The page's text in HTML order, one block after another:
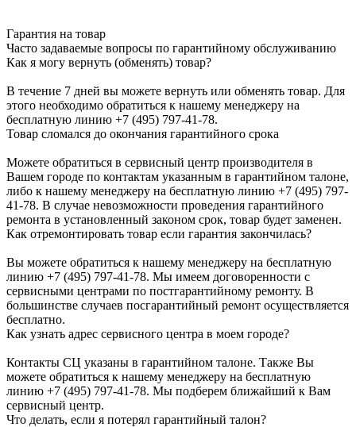
Гарантия на товар
Часто задаваемые вопросы по гарантийному обслуживанию
Как я могу вернуть (обменять) товар?
В течение 7 дней вы можете вернуть или обменять товар. Для
этого необходимо обратиться к нашему менеджеру на
бесплатную линию +7 (495) 797-41-78.
Товар сломался до окончания гарантийного срока
Можете обратиться в сервисный центр производителя в
Вашем городе по контактам указанным в гарантийном талоне,
либо к нашему менеджеру на бесплатную линию +7 (495) 797-
41-78. В случае невозможности проведения гарантийного
ремонта в установленный законом срок, товар будет заменен.
Как отремонтировать товар если гарантия закончилась?
Вы можете обратиться к нашему менеджеру на бесплатную
линию +7 (495) 797-41-78. Мы имеем договоренности с
сервисными центрами по постгарантийному ремонту. В
большинстве случаев посгарантийный ремонт осуществляется
бесплатно.
Как узнать адрес сервисного центра в моем городе?
Контакты СЦ указаны в гарантийном талоне. Также Вы
можете обратиться к нашему менеджеру на бесплатную
линию +7 (495) 797-41-78. Мы подберем ближайший к Вам
сервисный центр.
Что делать, если я потерял гарантийный талон?